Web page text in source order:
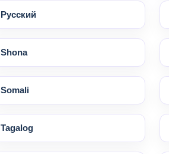
Pусский
Shona
Somali
Tagalog